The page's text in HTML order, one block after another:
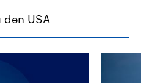
den USA